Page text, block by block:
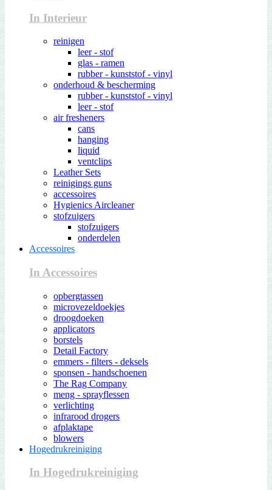
In Interieur
reinigen
leer - stof
glas - ramen
rubber - kunststof - vinyl
onderhoud & bescherming
rubber - kunststof - vinyl
leer - stof
air fresheners
cans
hanging
liquid
ventclips
Leather Sets
reinigings guns
accessoires
Hygienics Aircleaner
stofzuigers
stofzuigers
onderdelen
Accessoires
In Accessoires
opbergtassen
microvezeldoekjes
droogdoeken
applicators
borstels
Detail Factory
emmers - filters - deksels
sponsen - handschoenen
The Rag Company
meng - sprayflessen
verlichting
infrarood drogers
afplaktape
blowers
Hogedrukreiniging
In Hogedrukreiniging